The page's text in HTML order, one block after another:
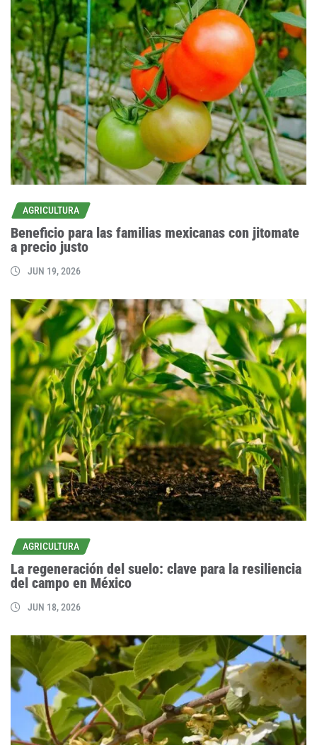
AGRICULTURA
Beneficio para las familias mexicanas con jitomate
a precio justo
JUN 19, 2026
AGRICULTURA
La regeneración del suelo: clave para la resiliencia
del campo en México
JUN 18, 2026